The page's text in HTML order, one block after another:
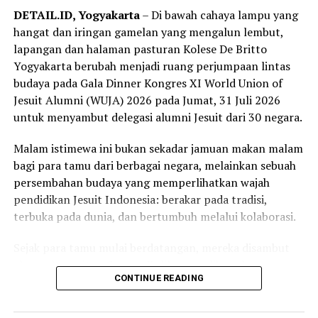
Katolik se-DIY. Sekolah tidak lagi sekadar menjadi
tempat belajar, tetapi berubah menjadi ruang
perjumpaan yang mempertemukan keluarga, calon
siswa, alumni, komunitas, dan berbagai lembaga
pendidikan dalam suasana yang terbuka dan penuh
dialog.
Rangkaian Menuju Dasawindu mencapai makna yang
semakin luas ketika pada Sabtu, 29 Agustus 2026, SMA
Kolese De Britto dipercaya menjadi tuan rumah The
12th Urban Social Forum (USF) 2026 yang mengangkat
tema “Another City is Possible”. Forum ini
mempertemukan komunitas, akademisi, organisasi
masyarakat sipil, aktivis, dan warga untuk
lebih inklusif, berkeadilan, berkelanjutan, serta dibangun
melalui partisipasi aktif masyarakat.
Kepercayaan menjadi tuan rumah Urban Social Forum
DETAIL.ID, Yogyakarta– Di bawah cahaya lampu yang
hangat dan iringan gamelan yang mengalun lembut,
lapangan dan halaman pasturan Kolese De Britto
Yogyakarta berubah menjadi ruang perjumpaan lintas
budaya pada Gala Dinner Kongres XI World Union of
Jesuit Alumni (WUJA) 2026 pada Jumat, 31 Juli 2026
untuk menyambut delegasi alumni Jesuit dari 30 negara.
Malam istimewa ini bukan sekadar jamuan makan malam
bagi para tamu dari berbagai negara, melainkan sebuah
persembahan budaya yang memperlihatkan wajah
pendidikan Jesuit Indonesia: berakar pada tradisi,
terbuka pada dunia, dan bertumbuh melalui kolaborasi.
alunan kerawitan Gangsa Kulila yang dibawakan para
siswa SMA Kolese De Britto. Gending gamelan Jawa
CONTINUE READING